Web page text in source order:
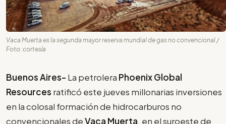
Vaca Muerta es la segunda mayor reserva mundial de gas no convencional /
Foto: cortesía
Buenos Aires- La petrolera Phoenix Global
Resources ratificó este jueves millonarias inversiones
en la colosal formación de hidrocarburos no
convencionales deVaca Muerta, en el suroeste de